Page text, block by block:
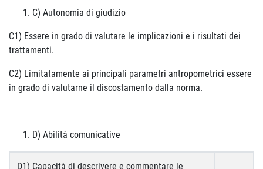
C) Autonomia di giudizio
C1) Essere in grado di valutare le implicazioni e i risultati dei
trattamenti.
C2) Limitatamente ai principali parametri antropometrici essere
in grado di valutarne il discostamento dalla norma.
D) Abilità comunicative
D1) Capacità di descrivere e commentare le